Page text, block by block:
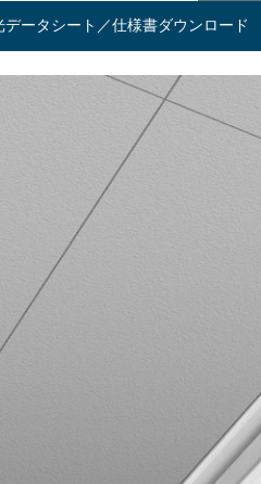
ータシート／仕様書ダウンロード